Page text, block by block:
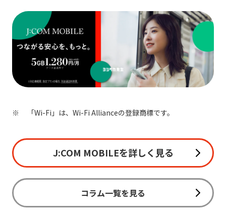
「Wi-Fi」は、Wi-Fi Allianceの登録商標です。
J:COM MOBILEを詳しく見る
コラム一覧を見る